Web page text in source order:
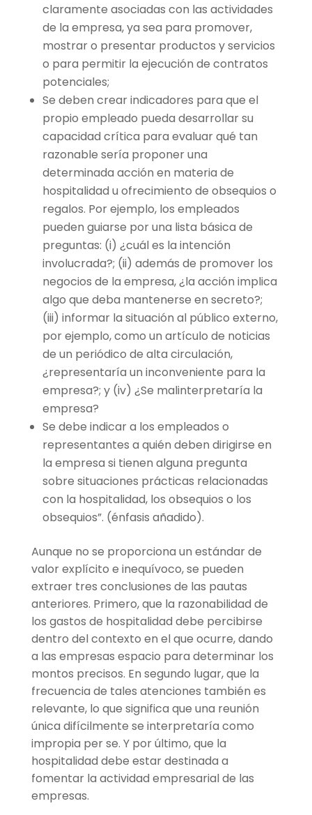
claramente asociadas con las actividades
de la empresa, ya sea para promover,
mostrar o presentar productos y servicios
o para permitir la ejecución de contratos
potenciales;
Se deben crear indicadores para que el
propio empleado pueda desarrollar su
capacidad crítica para evaluar qué tan
razonable sería proponer una
determinada acción en materia de
hospitalidad u ofrecimiento de obsequios o
regalos. Por ejemplo, los empleados
pueden guiarse por una lista básica de
preguntas: (i) ¿cuál es la intención
involucrada?; (ii) además de promover los
negocios de la empresa, ¿la acción implica
algo que deba mantenerse en secreto?;
(iii) informar la situación al público externo,
por ejemplo, como un artículo de noticias
de un periódico de alta circulación,
¿representaría un inconveniente para la
empresa?; y (iv) ¿Se malinterpretaría la
empresa?
Se debe indicar a los empleados o
representantes a quién deben dirigirse en
la empresa si tienen alguna pregunta
sobre situaciones prácticas relacionadas
con la hospitalidad, los obsequios o los
obsequios”. (énfasis añadido).
Aunque no se proporciona un estándar de
valor explícito e inequívoco, se pueden
extraer tres conclusiones de las pautas
anteriores. Primero, que la razonabilidad de
los gastos de hospitalidad debe percibirse
dentro del contexto en el que ocurre, dando
a las empresas espacio para determinar los
montos precisos. En segundo lugar, que la
frecuencia de tales atenciones también es
relevante, lo que significa que una reunión
única difícilmente se interpretaría como
impropia per se. Y por último, que la
hospitalidad debe estar destinada a
fomentar la actividad empresarial de las
empresas.